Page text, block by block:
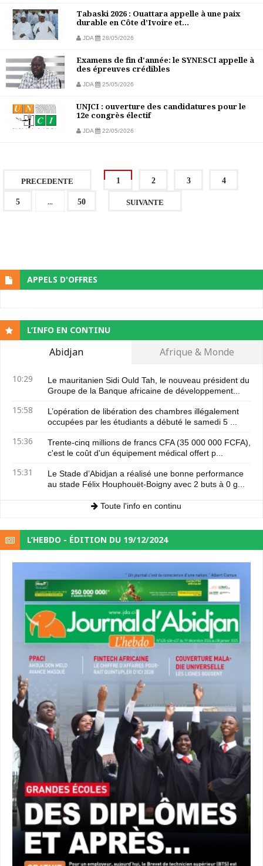
Tabaski 2026 : Ouattara appelle à une paix
durable en Côte d’Ivoire et...
JDA 28/05/2026
Examens de fin d'année: le SYNESCI appelle à
des épreuves crédibles
JDA 25/05/2026
UNJCI : ouverture des candidatures pour le
12e congrès électif
JDA 22/05/2026
PRECEDENTE 1 2 3 4
5 ... 50 SUIVANTE
APPELS D'OFFRES
L’INFO EN CONTINU
Abidjan Afrique & Monde
10:29
Le mauritanien Sidi Ould Tah, le nouveau président du
Groupe de la Banque africaine de développement...
15:58
L’opération de libération des chambres illégalement
occupées par les étudiants a débuté le samedi 5 ...
15:36
Trente-cinq millions de francs CFA (35 000 000 FCFA),
c'est le coût d'un équipement médical offert p...
15:31
Le Stade d’Abidjan a réalisé une bonne performance
au stade Félix Houphouët-Boigny avec 2 buts à 0 g...
Toute l'info en continu
L’HEBDO - ÉDITION DU 19/12/2024